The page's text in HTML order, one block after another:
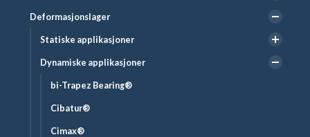
Deformasjonslager
Statiske applikasjoner
Dynamiske applikasjoner
bi-Trapez Bearing®
Cibatur®
Cimax®